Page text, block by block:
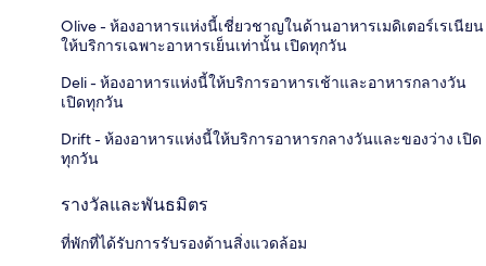
Olive - ห้องอาหารแห่งนี้เชี่ยวชาญในด้านอาหารเมดิเตอร์เรเนียน
ให้บริการเฉพาะอาหารเย็นเท่านั้น เปิดทุกวัน
Deli - ห้องอาหารแห่งนี้ให้บริการอาหารเช้าและอาหารกลางวัน
เปิดทุกวัน
Drift - ห้องอาหารแห่งนี้ให้บริการอาหารกลางวันและของว่าง เปิด
ทุกวัน
รางวัลและพันธมิตร
ที่พักที่ได้รับการรับรองด้านสิ่งแวดล้อม